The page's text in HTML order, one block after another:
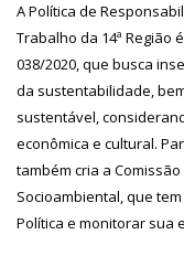
A Política de
Trabalho da 14ª Região
038/2020, que busca
da sustentabilidade,
sustentável,
econômica e cultural.
também cria a
Socioambiental, que
Política e monitorar sua